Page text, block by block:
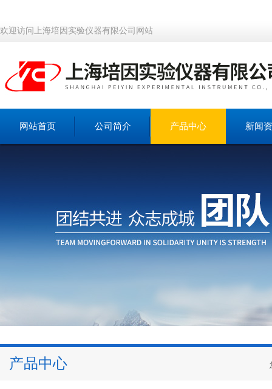
欢迎访问上海培因实验仪器有限公司网站
网站首页 公司简介 产品中心 新闻
产品中心